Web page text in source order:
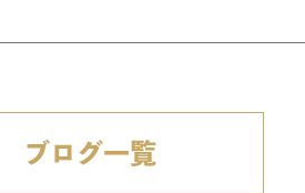
ブログ一覧